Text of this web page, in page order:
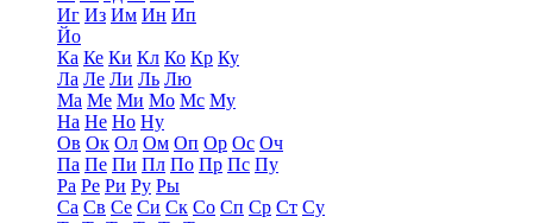
Иг Из Им Ин Ип
Йо
Ка Ке Ки Кл Ко Кр Ку
Ла Ле Ли Ль Лю
Ма Ме Ми Мо Мс Му
На Не Но Ну
Ов Ок Ол Ом Оп Ор Ос Оч
Па Пе Пи Пл По Пр Пс Пу
Ра Ре Ри Ру Ры
Са Св Се Си Ск Со Сп Ср Ст Су